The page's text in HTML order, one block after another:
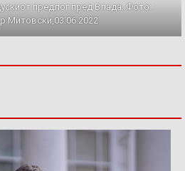
предлог пред Влада. Фото:
Митовски,03.06.2022